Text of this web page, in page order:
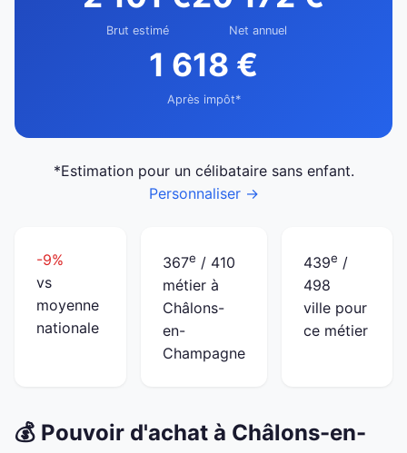
Brut estimé Net annuel
1 618 €
Après impôt*
*Estimation pour un célibataire sans enfant.
Personnaliser →
-9%
vs
moyenne
nationale
367e / 410
métier à
Châlons-
en-
Champagne
439e /
498
ville pour
ce métier
💰 Pouvoir d'achat à Châlons-en-